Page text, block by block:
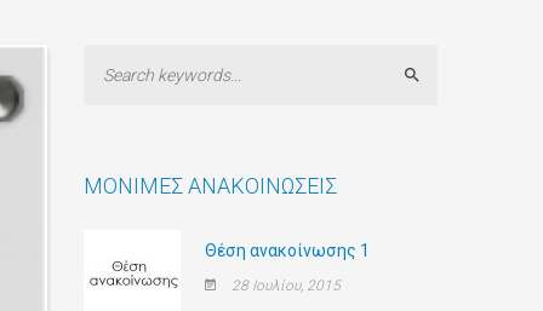
Search
ΜΌΝΙΜΕΣ ΑΝΑΚΟΙΝΏΣΕΙΣ
Θέση ανακοίνωσης 1
28 Ιουλίου, 2015